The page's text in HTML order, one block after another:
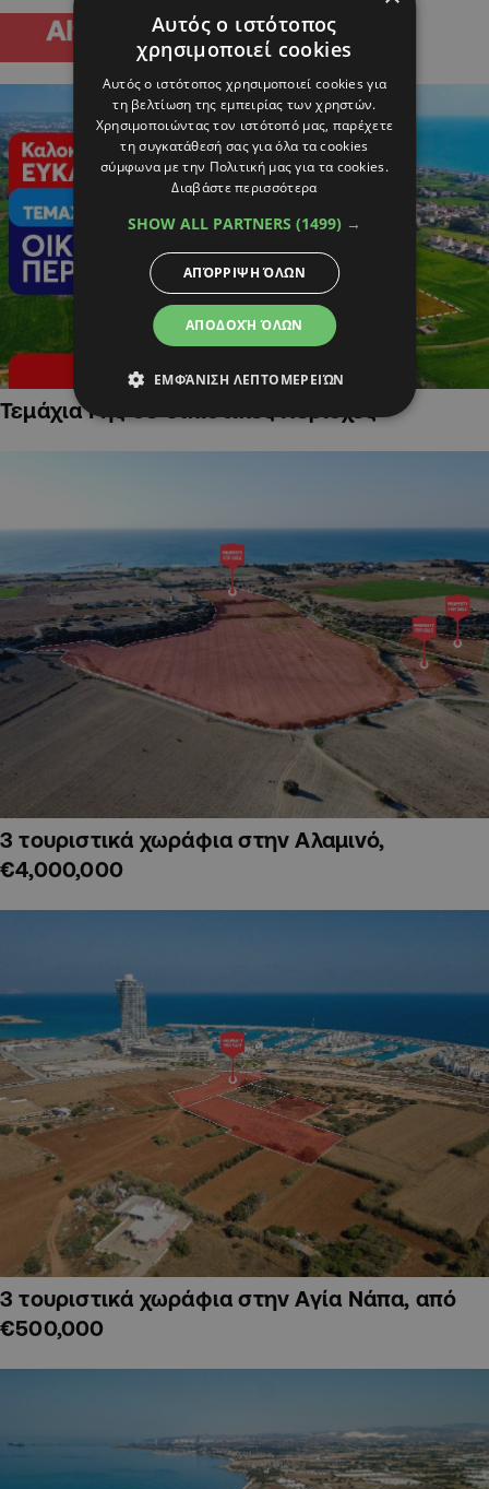
Τεμάχια Γης σε Οικιστικές Περιοχές
3 τουριστικά χωράφια στην Αλαμινό,
€4,000,000
3 τουριστικά χωράφια στην Αγία Νάπα, από
€500,000
Αυτός ο ιστότοπος
χρησιμοποιεί cookies
Αυτός ο ιστότοπος χρησιμοποιεί cookies για
τη βελτίωση της εμπειρίας των χρηστών.
Χρησιμοποιώντας τον ιστότοπό μας, παρέχετε
τη συγκατάθεσή σας για όλα τα cookies
σύμφωνα με την Πολιτική μας για τα cookies.
Διαβάστε περισσότερα
SHOW ALL PARTNERS (1499) →
ΑΠΟΔΟΧΉ ΌΛΩΝ
ΑΠΌΡΡΙΨΗ ΌΛΩΝ
ΕΜΦΆΝΙΣΗ ΛΕΠΤΟΜΕΡΕΙΏΝ